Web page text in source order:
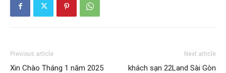
Previous article
Xin Chào Tháng 1 năm 2025
Next article
khách sạn 22Land Sài Gòn